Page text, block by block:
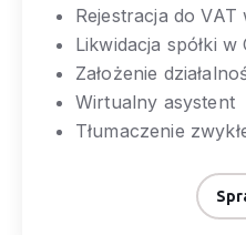
Rejestracja do VAT
Likwidacja spółki w
Założenie
Wirtualny asystent
Tłumaczenie